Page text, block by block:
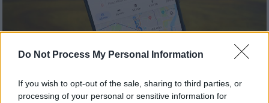
Do Not Process My Personal Information
If you wish to opt-out of the sale, sharing to third parties, or
processing of your personal or sensitive information for